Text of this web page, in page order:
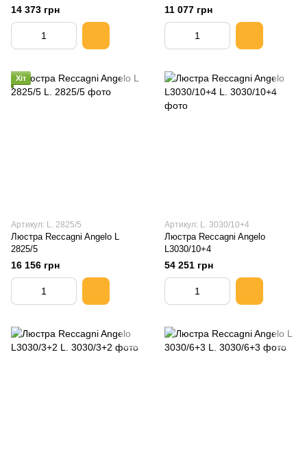
14 373 грн 11 077 грн
Хіт
Артикул: L. 2825/5
Люстра Reccagni Angelo L
2825/5
16 156 грн
Артикул: L. 3030/10+4
Люстра Reccagni Angelo
L3030/10+4
54 251 грн